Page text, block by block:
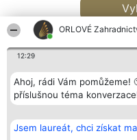
ORLOVÉ
12:29
Ahoj, rádi Vám pomůžeme!
příslušnou téma
Jsem laureát, chci získat
Bright Side Solutions sp. z o.
o. sp. k.